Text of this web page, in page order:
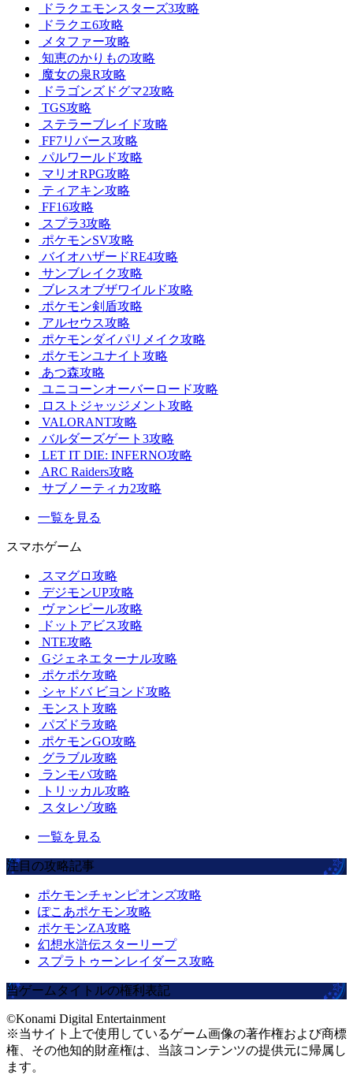
ドラクエモンスターズ3攻略
ドラクエ6攻略
メタファー攻略
知恵のかりもの攻略
魔女の泉R攻略
ドラゴンズドグマ2攻略
TGS攻略
ステラーブレイド攻略
FF7リバース攻略
パルワールド攻略
マリオRPG攻略
ティアキン攻略
FF16攻略
スプラ3攻略
ポケモンSV攻略
バイオハザードRE4攻略
サンブレイク攻略
ブレスオブザワイルド攻略
ポケモン剣盾攻略
アルセウス攻略
ポケモンダイパリメイク攻略
ポケモンユナイト攻略
あつ森攻略
ユニコーンオーバーロード攻略
ロストジャッジメント攻略
VALORANT攻略
バルダーズゲート3攻略
LET IT DIE: INFERNO攻略
ARC Raiders攻略
サブノーティカ2攻略
一覧を見る
スマホゲーム
スマグロ攻略
デジモンUP攻略
ヴァンピール攻略
ドットアビス攻略
NTE攻略
Gジェネエターナル攻略
ポケポケ攻略
シャドバ ビヨンド攻略
モンスト攻略
パズドラ攻略
ポケモンGO攻略
グラブル攻略
ランモバ攻略
トリッカル攻略
スタレゾ攻略
一覧を見る
注目の攻略記事
ポケモンチャンピオンズ攻略
ぽこあポケモン攻略
ポケモンZA攻略
幻想水滸伝スターリープ
スプラトゥーンレイダース攻略
当ゲームタイトルの権利表記
©Konami Digital Entertainment
※当サイト上で使用しているゲーム画像の著作権および商標
権、その他知的財産権は、当該コンテンツの提供元に帰属し
ます。